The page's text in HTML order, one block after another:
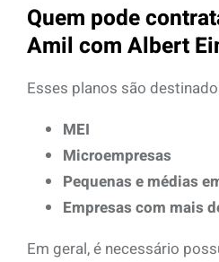
Quem pode
Amil com Albert
Esses planos são
MEI
Microempresas
Pequenas e médias
Empresas com mais
Em geral, é necessário